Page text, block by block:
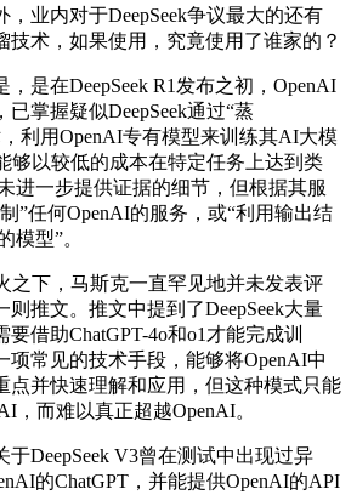
业内对于DeepSeek争议最大的还有
技术，如果使用，究竟使用了谁家的？
在DeepSeek R1发布之初，OpenAI
掌握疑似DeepSeek通过“蒸
利用OpenAI专有模型来训练其AI大模
够以较低的成本在特定任务上达到类
进一步提供证据的细节，但根据其服
”任何OpenAI的服务，或“利用输出结
模型”。
下，马斯克一直罕见地并未发表评
推文。推文中提到了DeepSeek大量
借助ChatGPT-4o和o1才能完成训
项常见的技术手段，能够将OpenAI中
点并快速理解和应用，但这种模式只能
，而难以真正超越OpenAI。
DeepSeek V3曾在测试中出现过异
的ChatGPT，并能提供OpenAI的API